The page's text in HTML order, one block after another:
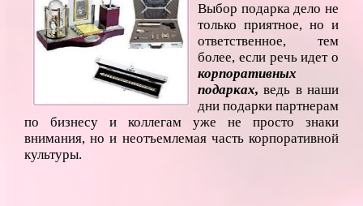
Выбор подарка дело не
только приятное, но и
ответственное, тем
более, если речь идет о
корпоративных
подарках, ведь в наши
дни подарки партнерам
по бизнесу и коллегам уже не просто знаки
внимания, но и неотъемлемая часть корпоративной
культуры.